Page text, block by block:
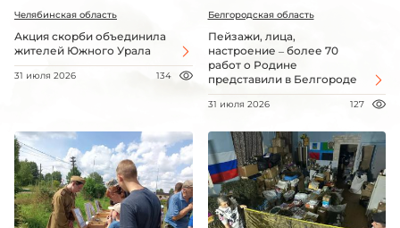
Челябинская область
Акция скорби объединила
жителей Южного Урала
31 июля 2026 134
Белгородская область
Пейзажи, лица,
настроение – более 70
работ о Родине
представили в Белгороде
31 июля 2026 127